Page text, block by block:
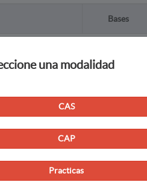
Bases
una modalidad
CAS
CAP
Practicas